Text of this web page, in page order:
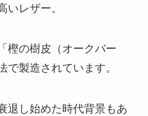
いレザー。
樫の樹皮（オークバー
で製造されています。
退し始めた時代背景もあ